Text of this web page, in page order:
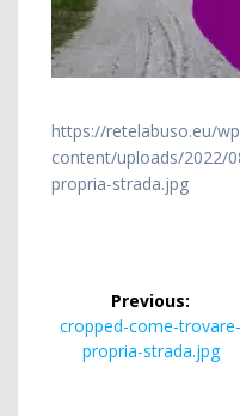
https://retelabuso.eu/
content/uploads/2022/
propria-strada.jpg
Navigazione
articoli
Previous:
Previous
post:
cropped-come-trovare-
propria-strada.jpg